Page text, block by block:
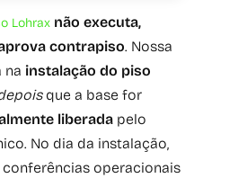
Lohrax não executa,
contrapiso. Nossa
na instalação do piso
que a base for
liberada pelo
No dia da instalação,
operacionais